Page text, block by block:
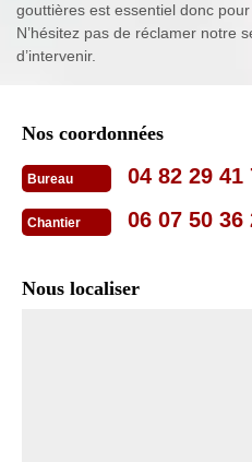
gouttières est essentiel donc
N’hésitez pas de réclamer notre
d’intervenir.
Nos coordonnées
Bureau 04 82 29 41
Chantier 06 07 50 36
Nous localiser